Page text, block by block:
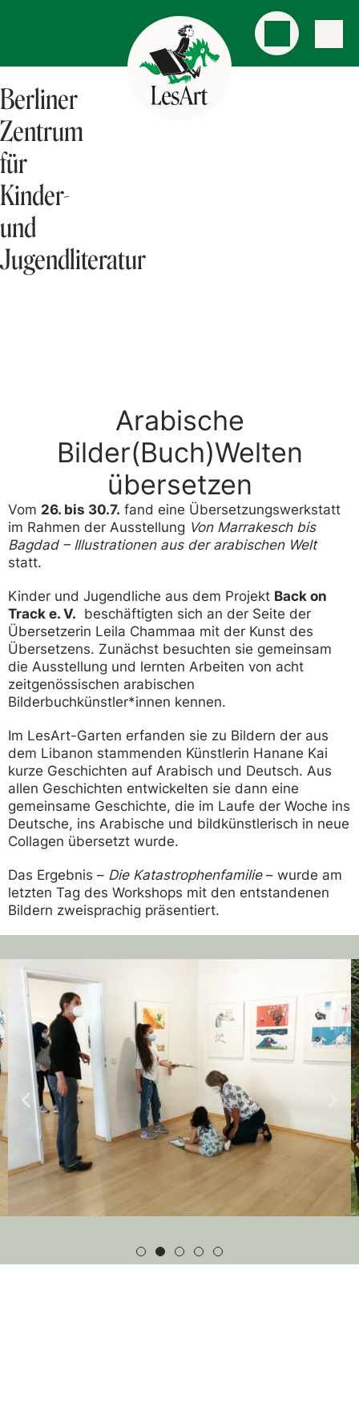
Berliner
Zentrum
für
Kinder-
und
Jugendliteratur
Arabische
Bilder(Buch)Welten
übersetzen
Vom 26. bis 30.7. fand eine Übersetzungswerkstatt
im Rahmen der Ausstellung Von Marrakesch bis
Bagdad – Illustrationen aus der arabischen Welt
statt.
Kinder und Jugendliche aus dem Projekt Back on
Track e. V. beschäftigten sich an der Seite der
Übersetzerin Leila Chammaa mit der Kunst des
Übersetzens. Zunächst besuchten sie gemeinsam
die Ausstellung und lernten Arbeiten von acht
zeitgenössischen arabischen
Bilderbuchkünstler*innen kennen.
Im LesArt-Garten erfanden sie zu Bildern der aus
dem Libanon stammenden Künstlerin Hanane Kai
kurze Geschichten auf Arabisch und Deutsch. Aus
allen Geschichten entwickelten sie dann eine
gemeinsame Geschichte, die im Laufe der Woche ins
Deutsche, ins Arabische und bildkünstlerisch in neue
Collagen übersetzt wurde.
Das Ergebnis – Die Katastrophenfamilie – wurde am
letzten Tag des Workshops mit den entstandenen
Bildern zweisprachig präsentiert.